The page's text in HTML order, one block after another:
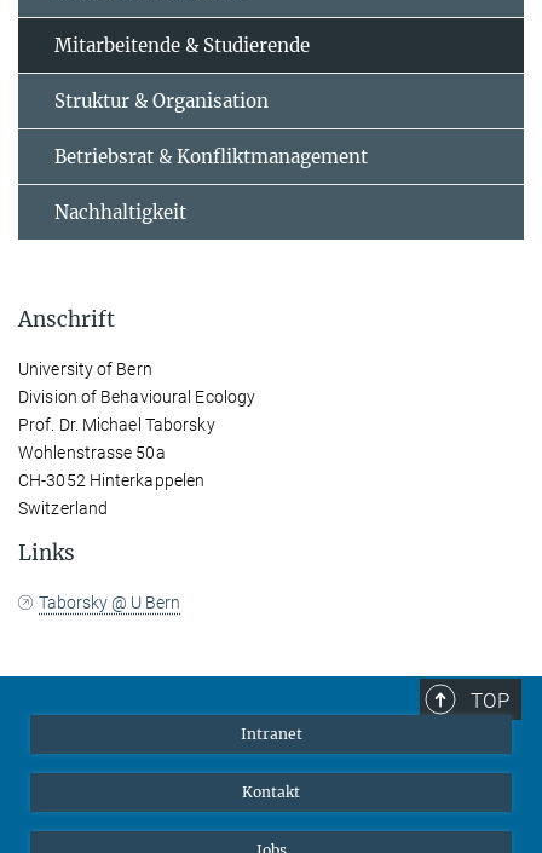
Mitarbeitende & Studierende
Struktur & Organisation
Betriebsrat & Konfliktmanagement
Nachhaltigkeit
Anschrift
University of Bern
Division of Behavioural Ecology
Prof. Dr. Michael Taborsky
Wohlenstrasse 50a
CH-3052 Hinterkappelen
Switzerland
Links
Taborsky @ U Bern
TOP
Intranet
Kontakt